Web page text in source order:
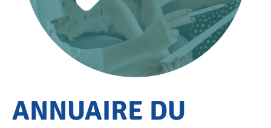
Accueil
Annuaire
ANNUAIRE DU